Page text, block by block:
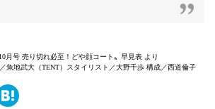
月号 売り切れ必至！どや顔コート〟早見表 より
魚地武大（TENT）スタイリスト／大野千歩 構成／西道倫子